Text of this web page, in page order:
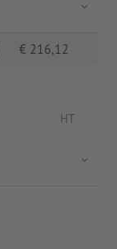
€ 216,12
HT